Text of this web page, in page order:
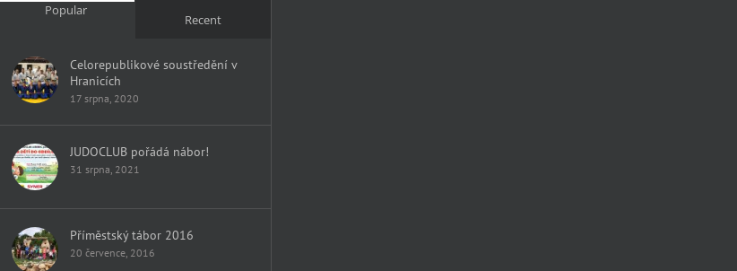
Popular
Recent
Celorepublikové soustředění v
Hranicích
17 srpna, 2020
JUDOCLUB pořádá nábor!
31 srpna, 2021
Příměstský tábor 2016
20 července, 2016